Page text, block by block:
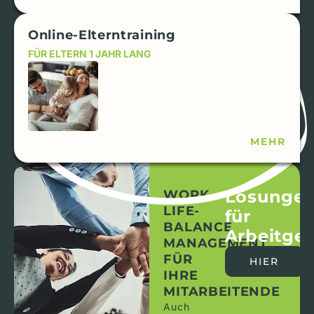
Online-Elterntraining
FÜR ELTERN 1 JAHR LANG
MEHR
WORK-
LIFE-
BALANCE
MANAGEMENT
FÜR
IHRE
MITARBEITENDE
Auch
für
HIER